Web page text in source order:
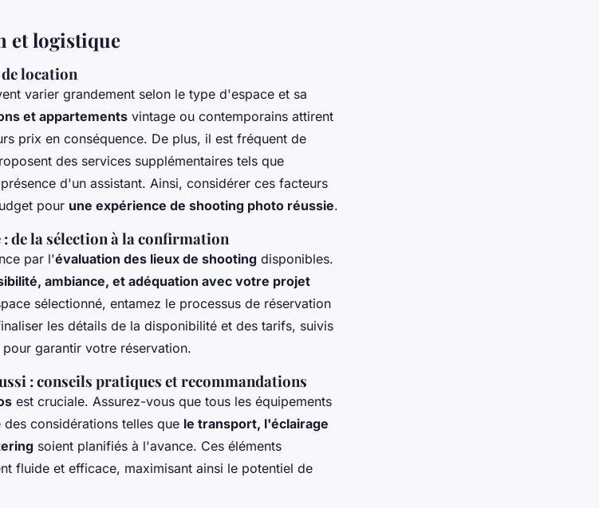
et logistique
location
varier grandement selon le type d'espace et sa
et appartements vintage ou contemporains attirent
prix en conséquence. De plus, il est fréquent de
des services supplémentaires tels que
d'un assistant. Ainsi, considérer ces facteurs
pour une expérience de shooting photo réussie.
de la sélection à la confirmation
par l'évaluation des lieux de shooting disponibles.
ambiance, et adéquation avec votre projet
sélectionné, entamez le processus de réservation
les détails de la disponibilité et des tarifs, suivis
garantir votre réservation.
: conseils pratiques et recommandations
est cruciale. Assurez-vous que tous les équipements
considérations telles que le transport, l'éclairage
soient planifiés à l'avance. Ces éléments
fluide et efficace, maximisant ainsi le potentiel de